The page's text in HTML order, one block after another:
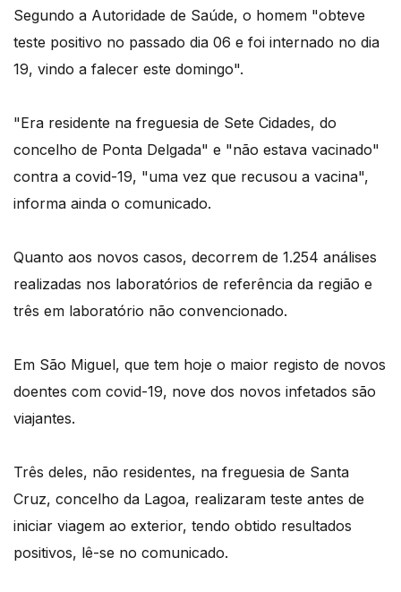
Segundo a Autoridade de Saúde, o homem "obteve
teste positivo no passado dia 06 e foi internado no dia
19, vindo a falecer este domingo".
"Era residente na freguesia de Sete Cidades, do
concelho de Ponta Delgada" e "não estava vacinado"
contra a covid-19, "uma vez que recusou a vacina",
informa ainda o comunicado.
Quanto aos novos casos, decorrem de 1.254 análises
realizadas nos laboratórios de referência da região e
três em laboratório não convencionado.
Em São Miguel, que tem hoje o maior registo de novos
doentes com covid-19, nove dos novos infetados são
viajantes.
Três deles, não residentes, na freguesia de Santa
Cruz, concelho da Lagoa, realizaram teste antes de
iniciar viagem ao exterior, tendo obtido resultados
positivos, lê-se no comunicado.